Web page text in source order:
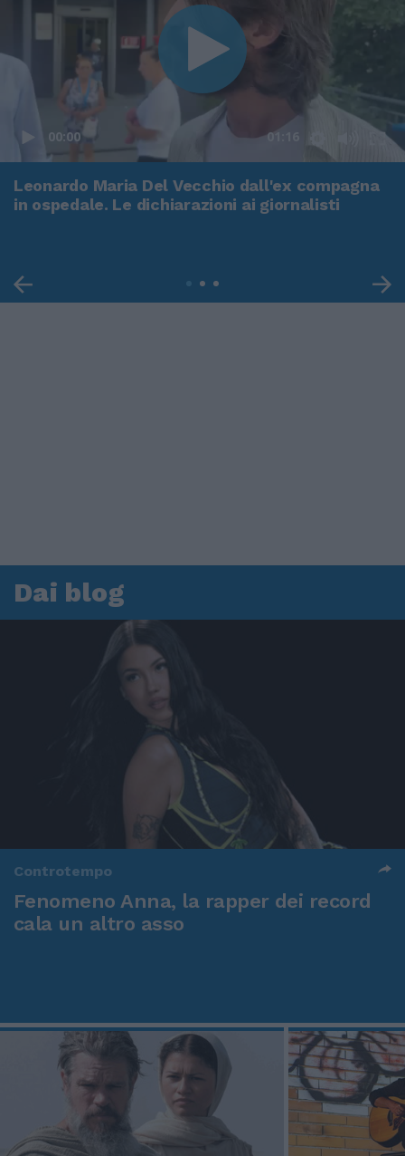
00:00 01:16
Leonardo Maria Del Vecchio dall'ex compagna
in ospedale. Le dichiarazioni ai giornalisti
Dai blog
Controtempo
Fenomeno Anna, la rapper dei record
cala un altro asso